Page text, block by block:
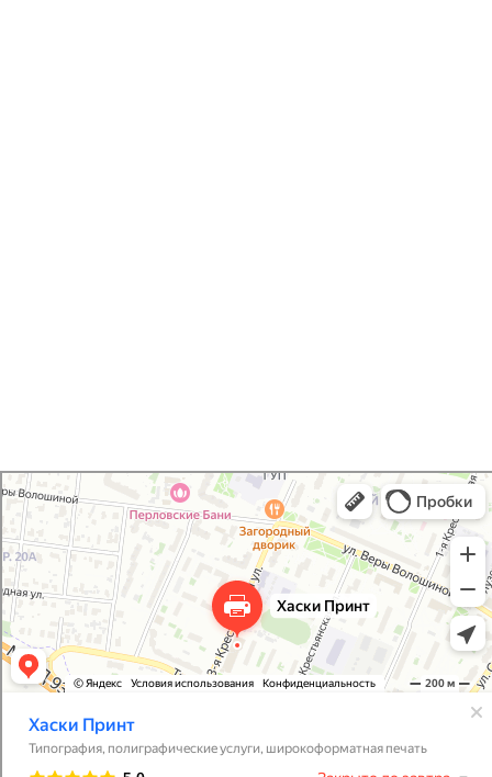
Хаски Принт
Типография в Мытищах
Полиграфические услуги в Мытищах